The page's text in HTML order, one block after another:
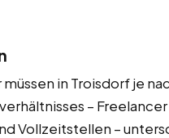
in Troisdorf je
– Freelancer
Vollzeitstellen –